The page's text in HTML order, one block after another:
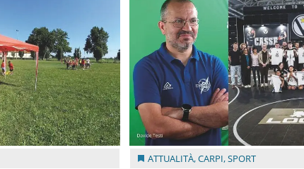
ATTUALITÀ,CARPI,SPORT